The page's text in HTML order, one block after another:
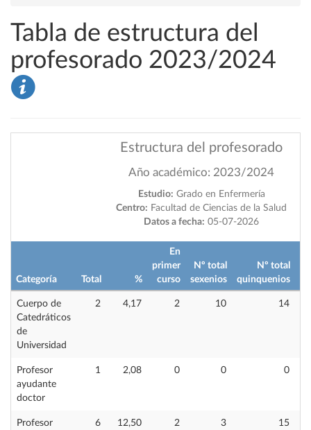
Tabla de estructura del
profesorado 2023/2024
Estructura del profesorado
Año académico: 2023/2024
Estudio: Grado en Enfermería
Centro: Facultad de Ciencias de la Salud
Datos a fecha: 05-07-2026
Categoría Total %
En
primer
curso
Nº total
sexenios
Nº total
quinquenios
Cuerpo de
Catedráticos
de
Universidad
2 4,17 2 10 14
Profesor
ayudante
doctor
1 2,08 0 0 0
Profesor
6 12,50 2 3 15